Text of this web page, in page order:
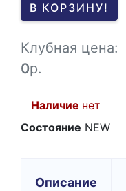
В КОРЗИНУ!
Клубная цена:
0р.
Наличие нет
Состояние NEW
Описание